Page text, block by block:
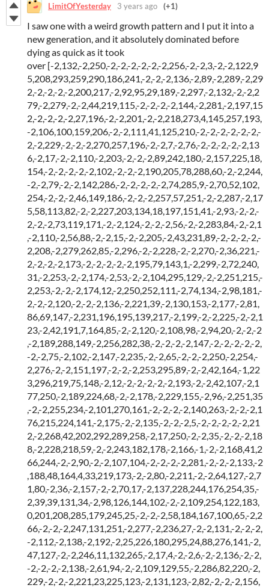
LimitOfYesterday 3 years ago (+1)
I saw one with a weird growth pattern and I put it into a
new generation, and it absolutely dominated before
dying as quick as it took
over [-2,132,-2,250,-2,-2,-2,-2,-2,-2,256,-2,-2,3,-2,-2,122,9
5,208,293,259,290,186,241,-2,-2,-2,136,-2,89,-2,289,-2,29
2,-2,-2,-2,-2,200,217,-2,92,95,29,189,-2,297,-2,132,-2,-2,2
79,-2,279,-2,-2,44,219,115,-2,-2,-2,-2,144,-2,281,-2,197,15
2,-2,-2,-2,-2,27,196,-2,-2,201,-2,-2,218,273,4,145,257,193,
-2,106,100,159,206,-2,-2,111,41,125,210,-2,-2,-2,-2,-2,-2,-
2,-2,229,-2,-2,-2,270,257,196,-2,-2,7,-2,76,-2,-2,-2,-2,-2,13
6,-2,17,-2,-2,110,-2,203,-2,-2,-2,89,242,180,-2,157,225,18,
154,-2,-2,-2,-2,-2,102,-2,-2,-2,190,205,78,288,60,-2,-2,244,
-2,-2,79,-2,-2,142,286,-2,-2,-2,-2,-2,74,285,9,-2,70,52,102,
254,-2,-2,-2,46,149,186,-2,-2,-2,257,57,251,-2,-2,287,-2,17
5,58,113,82,-2,-2,227,203,134,18,197,151,41,-2,93,-2,-2,-
2,-2,-2,73,119,171,-2,-2,124,-2,-2,-2,56,-2,-2,283,84,-2,-2,1
,-2,110,-2,56,88,-2,-2,15,-2,-2,205,-2,43,231,89,-2,-2,-2,-2,-
2,208,-2,279,262,85,-2,296,-2,-2,228,-2,-2,270,-2,36,221,-
2,-2,-2,-2,173,-2,-2,-2,-2,-2,195,79,143,1,-2,299,-2,72,240,
31,-2,253,-2,-2,174,-2,53,-2,-2,104,295,129,-2,-2,251,215,-
2,253,-2,-2,-2,174,12,-2,250,252,111,-2,74,134,-2,98,181,-
2,-2,-2,120,-2,-2,-2,136,-2,221,39,-2,130,153,-2,177,-2,81,
86,69,147,-2,231,196,195,139,217,-2,199,-2,-2,225,-2,-2,1
23,-2,42,191,7,164,85,-2,-2,120,-2,108,98,-2,94,20,-2,-2,-2
,-2,189,288,149,-2,256,282,38,-2,-2,-2,-2,147,-2,-2,-2,-2,-2,
-2,-2,75,-2,102,-2,147,-2,235,-2,-2,65,-2,-2,-2,250,-2,254,-
2,276,-2,-2,151,197,-2,-2,-2,253,295,89,-2,-2,42,164,-1,22
3,296,219,75,148,-2,12,-2,-2,-2,-2,-2,193,-2,-2,42,107,-2,1
77,250,-2,189,224,68,-2,-2,178,-2,229,155,-2,96,-2,251,35
,-2,-2,255,234,-2,101,270,161,-2,-2,-2,-2,140,263,-2,-2,-2,1
76,215,224,141,-2,175,-2,-2,135,-2,-2,-2,5,-2,-2,-2,-2,-2,21
2,-2,268,42,202,292,289,258,-2,17,250,-2,-2,35,-2,-2,-2,18
8,-2,228,218,59,-2,-2,243,182,178,-2,166,-1,-2,-2,168,41,2
66,244,-2,-2,90,-2,-2,107,104,-2,-2,-2,-2,281,-2,-2,-2,133,-2
,188,48,164,4,33,219,173,-2,-2,80,-2,211,-2,-2,64,127,-2,7
1,80,-2,36,-2,157,-2,-2,70,17,-2,137,228,244,176,254,35,-
2,39,39,131,34,-2,98,126,144,102,-2,-2,109,254,122,183,
0,201,208,285,179,245,25,-2,-2,-2,58,184,167,100,65,-2,2
66,-2,-2,-2,247,131,251,-2,277,-2,236,27,-2,-2,131,-2,-2,-2,
-2,112,-2,138,-2,192,-2,25,226,180,295,24,88,276,141,-2,
47,127,-2,-2,246,11,132,265,-2,17,4,-2,-2,6,-2,-2,136,-2,-2,
-2,-2,-2,-2,138,-2,61,94,-2,-2,109,129,55,-2,286,82,220,-2,
229,-2,-2,-2,221,23,225,123,-2,131,123,-2,82,-2,-2,-2,156,